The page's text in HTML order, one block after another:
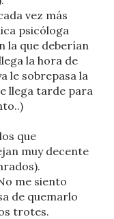
vez más
psicóloga
la que deberían
la hora de
le sobrepasa la
llega tarde para
que
muy decente
me siento
de quemarlo
trotes.